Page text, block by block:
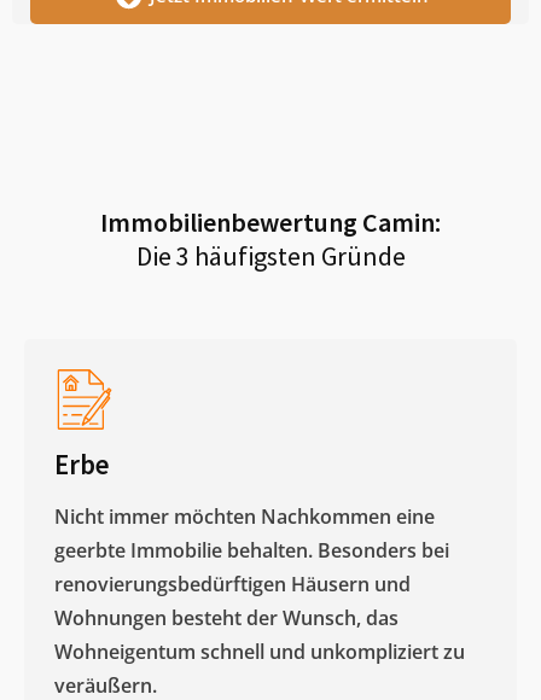
Immobilienbewertung Camin:
Die 3 häufigsten Gründe
Erbe
Nicht immer möchten Nachkommen eine
geerbte Immobilie behalten. Besonders bei
renovierungsbedürftigen Häusern und
Wohnungen besteht der Wunsch, das
Wohneigentum schnell und unkompliziert zu
veräußern. ​